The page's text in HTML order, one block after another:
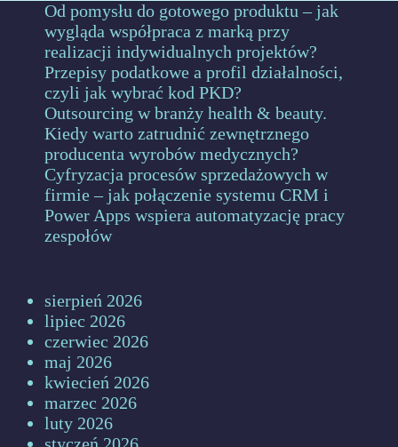
Od pomysłu do gotowego produktu – jak
wygląda współpraca z marką przy
realizacji indywidualnych projektów?
Przepisy podatkowe a profil działalności,
czyli jak wybrać kod PKD?
Outsourcing w branży health & beauty.
Kiedy warto zatrudnić zewnętrznego
producenta wyrobów medycznych?
Cyfryzacja procesów sprzedażowych w
firmie – jak połączenie systemu CRM i
Power Apps wspiera automatyzację pracy
zespołów
sierpień 2026
lipiec 2026
czerwiec 2026
maj 2026
kwiecień 2026
marzec 2026
luty 2026